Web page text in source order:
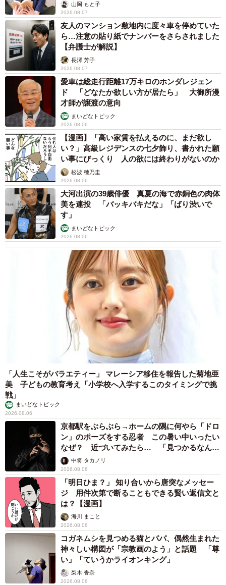
温かい里親さん一家のもと、エーフは見事第2の犬生を掴みました
万全の体制を用意してもらったところで、エーフは見事ピ
ースワンコを卒業することになりました。
譲渡センターを後にする際、エーフはすんなりと里親さん
の腕の中に抱かれ、怖がるそぶりはありませんでした。こ
の日までにエーフに対し温かく接した里親さんを信頼して
のことでしょう。
スタッフは「エーフ。卒業おめでとう。これからも幸せに
ね」と送り出しました。
ピースワンコ・ジャパン
https://peace-wanko.jp/
山岡 もと子
2026.08.07
友人のマンション敷地内に度々車を停めていた
ら…注意の貼り紙でナンバーをさらされました
【弁護士が解説】
長澤 芳子
2026.08.07
愛車は総走行距離17万キロのホンダレジェン
ド 「どなたか欲しい方が居たら」 大御所漫
才師が譲渡の意向
まいどなトピック
2026.08.06
【漫画】「高い家賃を払えるのに、まだ欲し
い？」高級レジデンスの七夕飾り、書かれた願
い事にびっくり 人の欲には終わりがないのか
松波 穂乃圭
2026.08.06
大河出演の39歳俳優 真夏の海で赤銅色の肉体
美を連投 「バッキバキだな」「ばり渋いで
す」
まいどなトピック
2026.08.06
「人生こそがバラエティー」 マレーシア移住を報告した菊地亜
美 子どもの教育考え「小学校へ入学するこのタイミングで挑
戦」
まいどなトピック
2026.08.06
京都駅をぶらぶら→ホームの隅に何やら「ドロ
ン」のポーズをする忍者 この暑い中いったい
なぜ？ 近づいてみたら… 「見つかるなんて
未熟」中将 タカノリ
2026.08.06
「明日ひま？」 知り合いから唐突なメッセー
ジ 用件次第で断ることもできる賢い返信文と
は？【漫画】
海川 まこと
2026.08.06
コガネムシを見つめる猫とパパ、偶然生まれた
神々しい構図が「宗教画のよう」と話題 「尊
い」「ていうかライオンキング」
梨木 香奈
2026.08.06